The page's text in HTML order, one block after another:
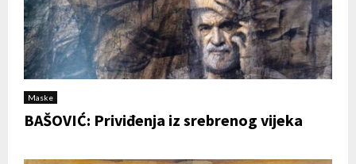
Maske
BAŠOVIĆ: Priviđenja iz srebrenog vijeka